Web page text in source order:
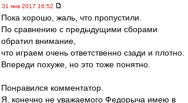
31 янв 2017 16:52
Пока хорошо, жаль, что пропустили.
По сравнению с предыдущими сборами
обратил внимание,
что играем очень ответственно сзади и плотно.
Впереди похуже, но это тоже понятно.
Понравился комментатор.
Я, конечно не уважаемого Федорыча имею в